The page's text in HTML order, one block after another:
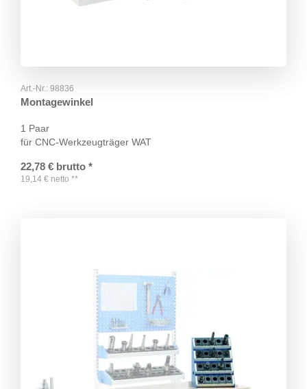
Art.-Nr.: 98836
Montagewinkel
1 Paar
für CNC-Werkzeugträger WAT
22,78 € brutto *
19,14 € netto **